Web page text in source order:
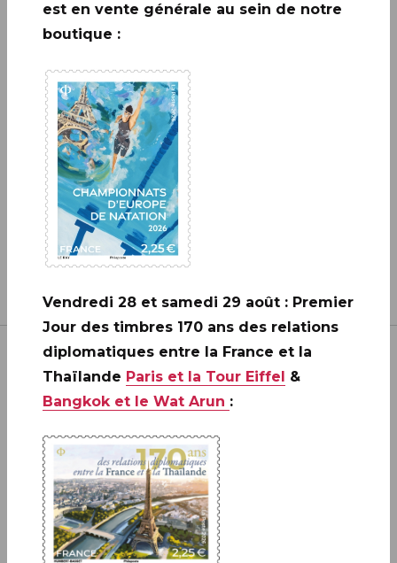
A ne pas rater: 20 ANS DE LA
CRÉATION DE PHILAPOSTE
2006 - 2026 / BLOC
EN SAVOIR PLUS
Inscrivez-vous à notre newsletter
JE M'ABONNE
est en vente générale au sein de notre
boutique :
Vendredi 28 et samedi 29 août : Premier
Jour des timbres 170 ans des relations
diplomatiques entre la France et la
Thaïlande Paris et la Tour Eiffel &
Bangkok et le Wat Arun :